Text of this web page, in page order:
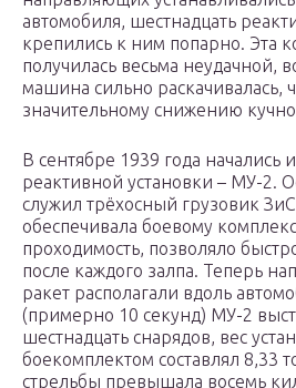
автомобиля, шестнадцать
крепились к ним попарно. Эта
получилась весьма неудачной,
машина сильно раскачивалась,
значительному снижению
В сентябре 1939 года начались
реактивной установки – МУ-2.
служил трёхосный грузовик
обеспечивала боевому
проходимость, позволяло
после каждого залпа. Теперь
ракет располагали вдоль
(примерно 10 секунд) МУ-2
шестнадцать снарядов, вес
боекомплектом составлял 8,33
стрельбы превышала восемь